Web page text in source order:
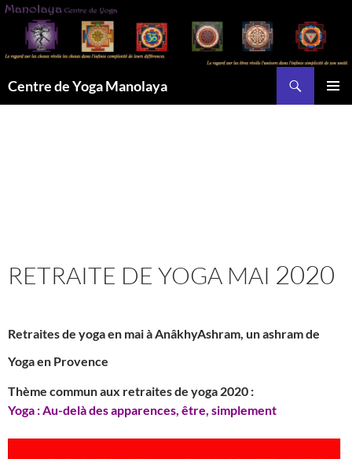
Aller
contenu
Centre de Yoga Manolaya
RETRAITE DE YOGA MAI 2020
Retraites de yoga en mai à AnâkhyAshram, un ashram de
Yoga en Provence
Thème commun aux retraites de yoga 2020 :
Yoga : Au-delà des apparences, être, simplement